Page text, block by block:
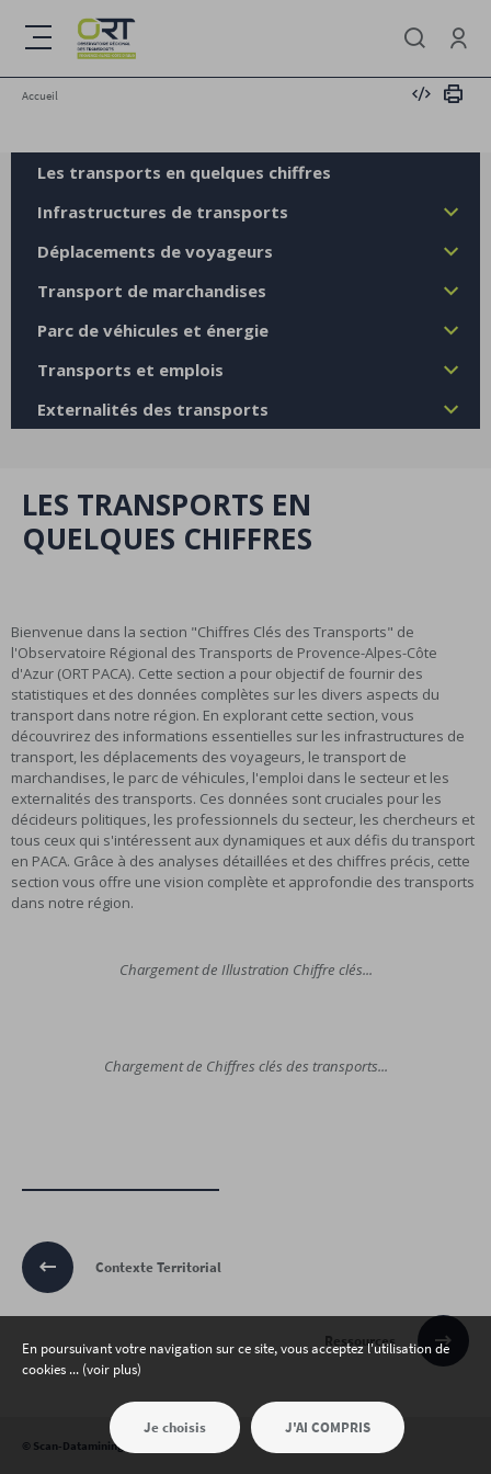
contenu
principal
Menu
Accueil Intégrer
LES TRANSPORTS EN
QUELQUES CHIFFRES
Bienvenue dans la section "Chiffres Clés des Transports" de
l'Observatoire Régional des Transports de Provence-Alpes-Côte
d'Azur (ORT PACA). Cette section a pour objectif de fournir des
statistiques et des données complètes sur les divers aspects du
transport dans notre région. En explorant cette section, vous
découvrirez des informations essentielles sur les infrastructures de
transport, les déplacements des voyageurs, le transport de
marchandises, le parc de véhicules, l'emploi dans le secteur et les
externalités des transports. Ces données sont cruciales pour les
décideurs politiques, les professionnels du secteur, les chercheurs et
tous ceux qui s'intéressent aux dynamiques et aux défis du transport
en PACA. Grâce à des analyses détaillées et des chiffres précis, cette
section vous offre une vision complète et approfondie des transports
dans notre région.
Chargement de Illustration Chiffre clés...
Chargement de Chiffres clés des transports...
Contexte Territorial
Ressources
Les transports en quelques chiffres
Infrastructures de transports
Déplacements de voyageurs
Transport de marchandises
Parc de véhicules et énergie
Transports et emplois
Externalités des transports
© Scan-Datamining
En poursuivant votre navigation sur ce site, vous acceptez l'utilisation de
cookies ... (voir plus)
Je choisis J'AI COMPRIS